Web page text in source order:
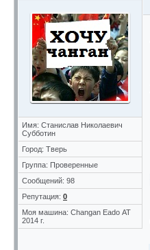
Имя: Станислав Николаевич
Субботин
Город: Тверь
Группа: Проверенные
Сообщений: 98
Репутация: 0
Моя машина: Changan Eado АТ
2014 г.